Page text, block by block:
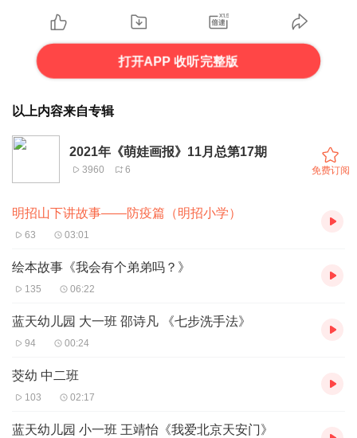
打开APP 收听完整版
以上内容来自专辑
2021年《萌娃画报》11月总第17期
3960 6 免费订阅
明招山下讲故事——防疫篇（明招小学）
63 03:01
绘本故事《我会有个弟弟吗？》
135 06:22
蓝天幼儿园 大一班 邵诗凡 《七步洗手法》
94 00:24
茭幼 中二班
103 02:17
蓝天幼儿园 小一班 王靖怡《我爱北京天安门》